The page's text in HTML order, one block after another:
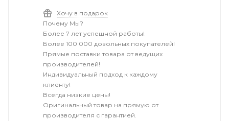
Хочу в подарок
Почему Мы?
Более 7 лет успешной работы!
Более 100 000 довольных покупателей!
Прямые поставки товара от ведущих
производителей!
Индивидуальный подход к каждому
клиенту!
Всегда низкие цены!
Оригинальный товар на прямую от
производителя с гарантией.